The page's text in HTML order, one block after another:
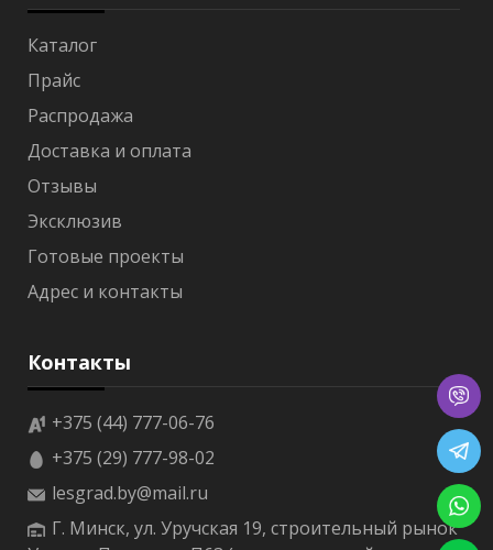
х
т
р
м
р
е
ч
а
а
г
о
н
к
с
о
с
Каталог
Прайс
Распродажа
Доставка и оплата
Отзывы
Эксклюзив
Готовые проекты
Адрес и контакты
Контакты
+375 (44) 777-06-76
+375 (29) 777-98-02
lesgrad.by@mail.ru
Г. Минск, ул. Уручская 19, строительный рынок